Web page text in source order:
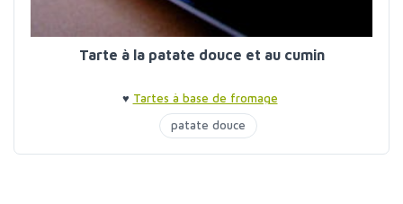
Tarte à la patate douce et au cumin
♥ Tartes à base de fromage
patate douce